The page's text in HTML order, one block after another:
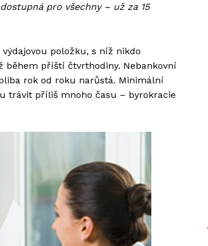
pro všechny – už za 15
položku, s níž nikdo
během příští čtvrthodiny. Nebankovní
rok od roku narůstá. Minimální
trávit příliš mnoho času – byrokracie